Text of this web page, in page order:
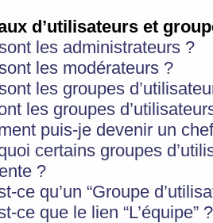
d’utilisateurs et
les administrateurs ?
les modérateurs ?
les groupes
les groupes
puis-je devenir un
certains groupes
?
ce qu’un “Groupe
ce que le lien “L’équipe” ?